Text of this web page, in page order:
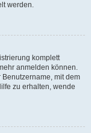
werden.
komplett
anmelden können.
mit dem
zu erhalten, wende